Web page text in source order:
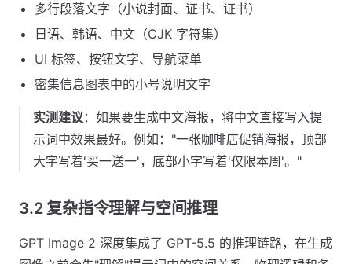
多行段落文字（小说封面、证书、证书）
日语、韩语、中文（CJK 字符集）
UI 标签、按钮文字、导航菜单
密集信息图表中的小号说明文字
实测建议：如果要生成中文海报，将中文直接写入提
示词中效果最好。例如："一张咖啡店促销海报，顶部
大字写着'买一送一'，底部小字写着'仅限本周'。"
3.2 复杂指令理解与空间推理
GPT Image 2 深度集成了 GPT-5.5 的推理链路，在生成